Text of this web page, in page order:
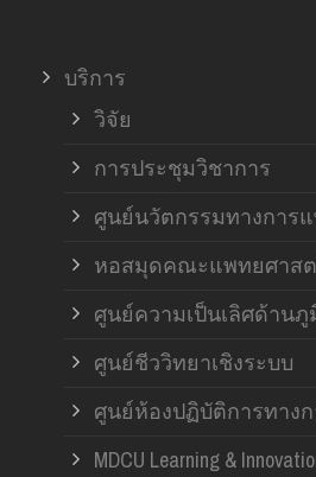
บริการ
วิจัย
การประชุมวิชาการ
ศูนย์นวัตกรรมทางการแ
หอสมุดคณะแพทยศาส
ศูนย์ความเป็นเลิศด้าน
ศูนย์ชีววิทยาเชิงระบบ
ศูนย์ห้องปฏิบัติการทาง
MDCU Learning &